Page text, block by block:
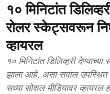
१० मिनिटांत
रोलर स्केट्सवरून
व्हायरल
१० मिनिटांत डिलिव्हरी
झाला आहे, असा सवाल उपस्थित
सध्या सोशल मीडियावर